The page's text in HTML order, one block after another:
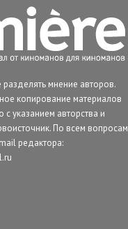
мнение авторов.
копирование материалов
с указанием авторства и
По всем вопросам
редактора: